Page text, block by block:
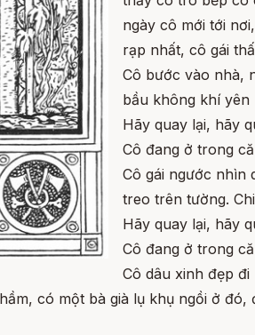
ngày cô mới tới
rạp nhất, cô gái
Cô bước vào nhà,
bầu không khí yên
Hãy quay lại, hãy
Cô đang ở trong
Cô gái ngước nhìn
treo trên tường.
Hãy quay lại, hãy
Cô đang ở trong
Cô dâu xinh đẹp
có một bà già lụ khụ ngồi ở đó,